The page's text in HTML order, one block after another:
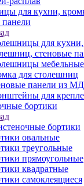
для кухни,
панели
для кухни,
стеновые
мебельные
для столешниц
панели из
для
бортики
бортики
овальные
треугольные
прямоугольные
квадратные
самоклеящиеся